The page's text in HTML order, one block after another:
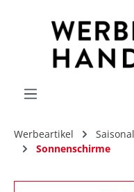
Werbeartikel
Sonnenschirme